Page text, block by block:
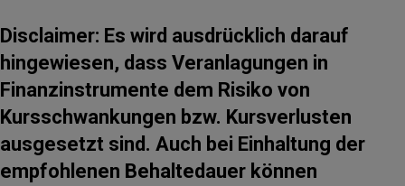
Disclaimer: Es wird ausdrücklich darauf
hingewiesen, dass Veranlagungen in
Finanzinstrumente dem Risiko von
Kursschwankungen bzw. Kursverlusten
ausgesetzt sind. Auch bei Einhaltung der
empfohlenen Behaltedauer können